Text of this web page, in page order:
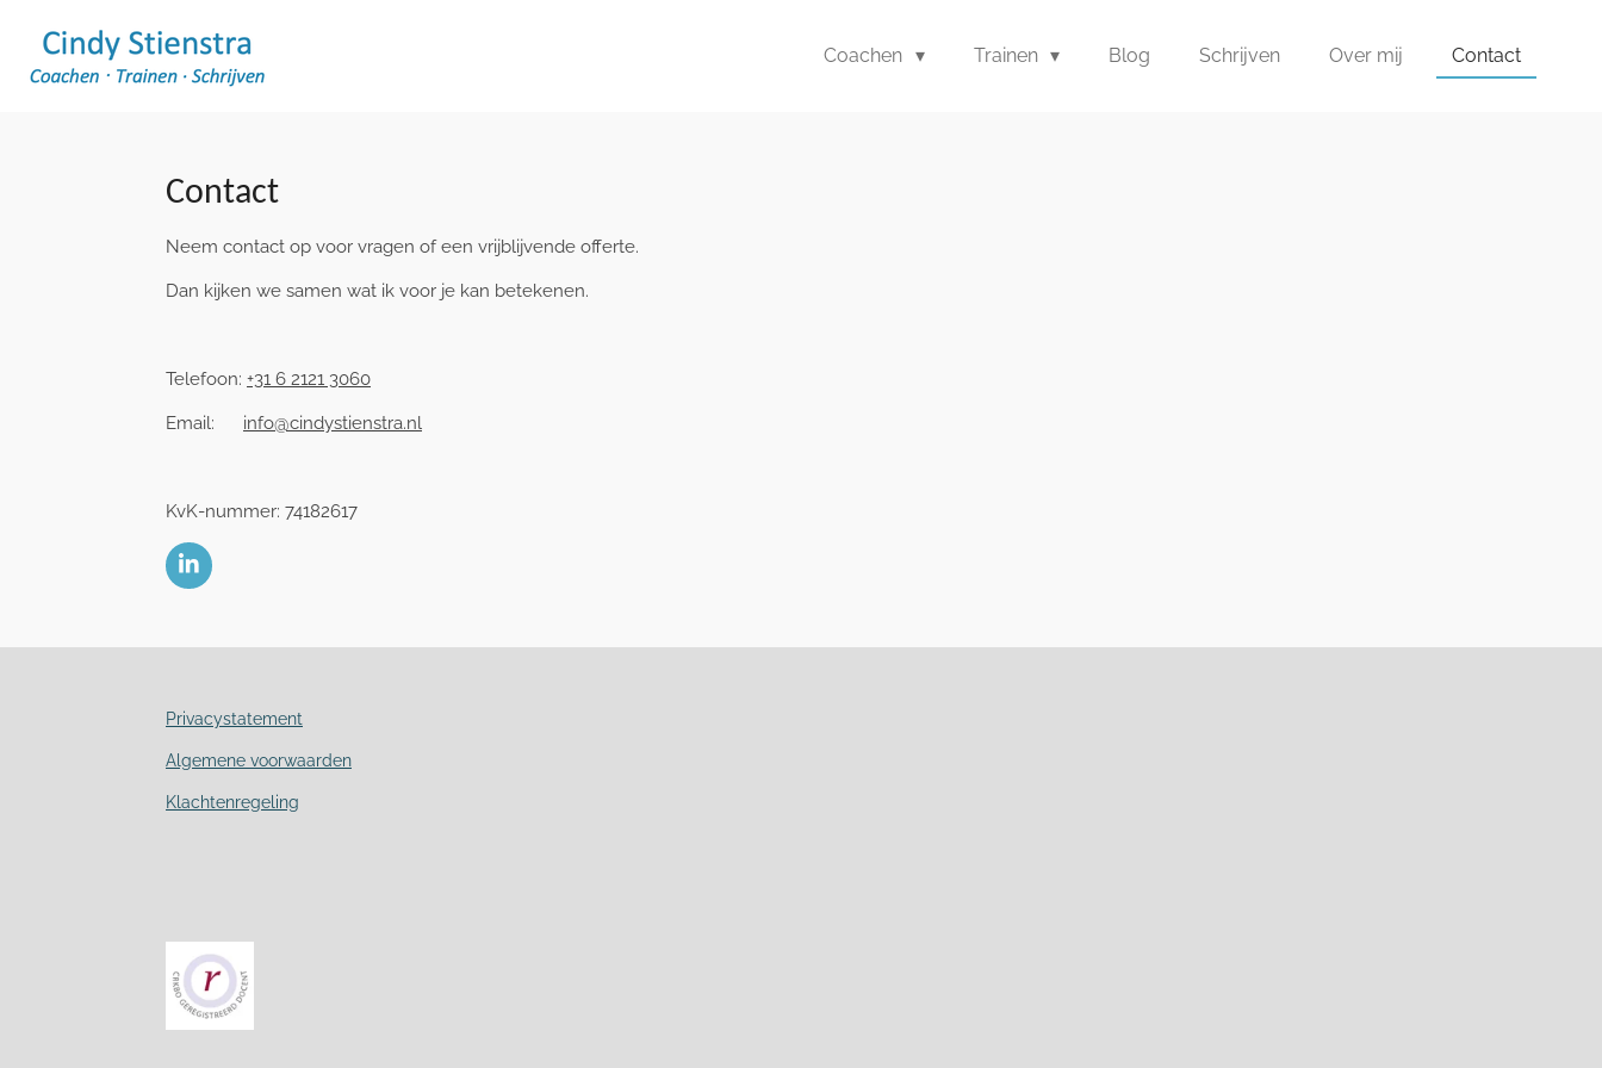
direct
naar
Coachen Trainen Blog Schrijven Over mij Contact
Contact
Neem contact op voor vragen of een vrijblijvende offerte.
Dan kijken we samen wat ik voor je kan betekenen.
Telefoon: +31 6 2121 3060
Email: info@cindystienstra.nl
KvK-nummer: 74182617
L
i
n
Privacystatement
Algemene voorwaarden
Klachtenregeling